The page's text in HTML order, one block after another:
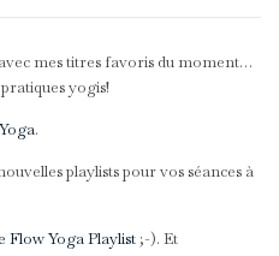
mes titres favoris du moment…
yogis!
.
playlists pour vos séances à
Flow Yoga Playlist ;-). Et